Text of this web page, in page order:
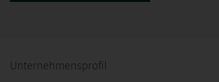
Unternehmensprofil